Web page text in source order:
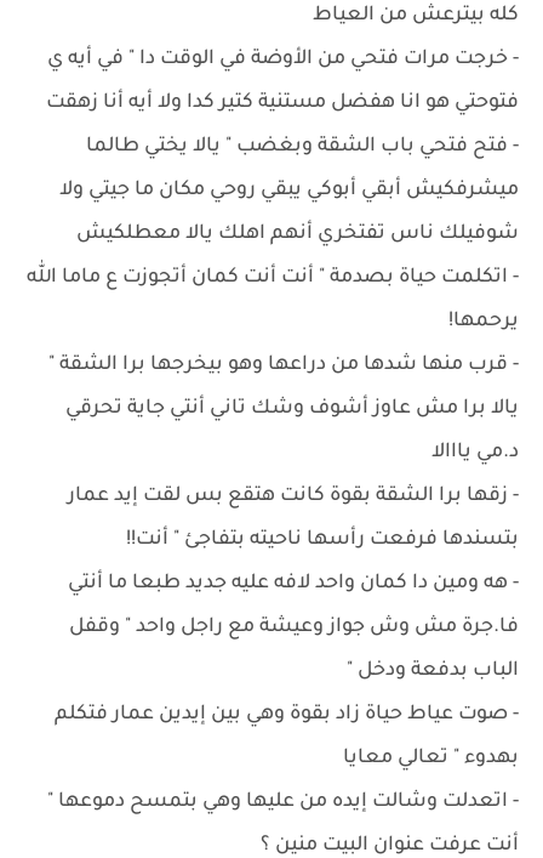
كله بيترعش من العياط
- ‏خرجت مرات فتحي من الأوضة في الوقت دا " في أيه ي
فتوحتي هو انا هفضل مستنية كتير كدا ولا أيه أنا زهقت
- ‏فتح فتحي باب الشقة وبغضب " يالا يختي طالما
ميشرفكيش أبقي أبوكي يبقي روحي مكان ما جيتي ولا
شوفيلك ناس تفتخري أنهم اهلك يالا معطلكيش
- اتكلمت حياة بصدمة " أنت أنت كمان أتجوزت ع ماما الله
يرحمها!
- ‏قرب منها شدها من دراعها وهو بيخرجها برا الشقة "
يالا برا مش عاوز أشوف وشك تاني أنتي جاية تحرقي
د.مي يااالا
- ‏زقها برا الشقة بقوة كانت هتقع بس لقت إيد عمار
بتسندها فرفعت رأسها ناحيته بتفاجئ " أنت!!
- ‏هه ومين دا كمان واحد لافه عليه جديد طبعا ما أنتي
فا.جرة مش وش جواز وعيشة مع راجل واحد " وقفل
الباب بدفعة ودخل "
- ‏صوت عياط حياة زاد بقوة وهي بين إيدين عمار فتكلم
بهدوء " تعالي معايا
- ‏اتعدلت وشالت إيده من عليها وهي بتمسح دموعها "
أنت عرفت عنوان البيت منين ؟